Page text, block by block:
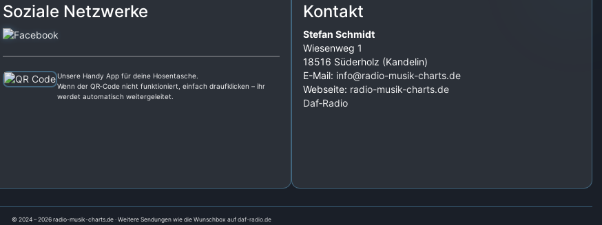
Soziale Netzwerke
Unsere Handy App für deine Hosentasche.
Wenn der QR‑Code nicht funktioniert, einfach draufklicken – ihr
werdet automatisch weitergeleitet.
Kontakt
Stefan Schmidt
Wiesenweg 1
18516 Süderholz (Kandelin)
E-Mail: info@radio-musik-charts.de
Webseite: radio-musik-charts.de
Daf‑Radio
© 2024 – 2026 radio-musik-charts.de · Weitere Sendungen wie die Wunschbox auf daf-radio.de